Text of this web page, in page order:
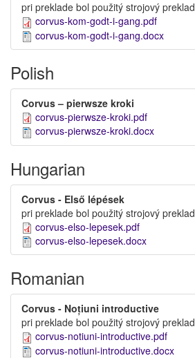
pri preklade bol použitý strojový preklad
corvus-kom-godt-i-gang.pdf
corvus-kom-godt-i-gang.docx
Polish
Corvus – pierwsze kroki
corvus-pierwsze-kroki.pdf
corvus-pierwsze-kroki.docx
Hungarian
Corvus - Első lépések
pri preklade bol použitý strojový preklad
corvus-elso-lepesek.pdf
corvus-elso-lepesek.docx
Romanian
Corvus - Noțiuni introductive
pri preklade bol použitý strojový preklad
corvus-notiuni-introductive.pdf
corvus-notiuni-introductive.docx